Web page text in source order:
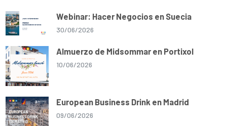
Webinar: Hacer Negocios en Suecia
30/06/2026
Almuerzo de Midsommar en Portixol
10/06/2026
European Business Drink en Madrid
09/06/2026